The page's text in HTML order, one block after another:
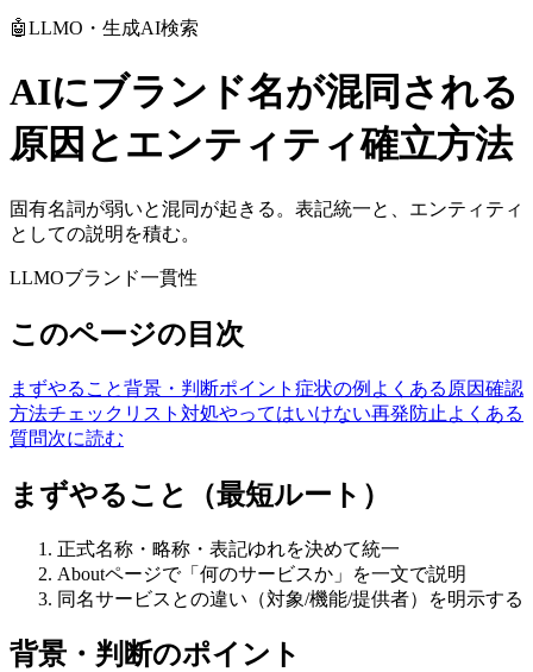
🤖LLMO・生成AI検索
AIにブランド名が混同される
原因とエンティティ確立方法
固有名詞が弱いと混同が起きる。表記統一と、エンティティ
としての説明を積む。
LLMOブランド一貫性
このページの目次
まずやること背景・判断ポイント 症状の例 よくある原因確認
方法チェックリスト 対処やってはいけない再発防止 よくある
質問次に読む
まずやること（最短ルート）
正式名称・略称・表記ゆれを決めて統一
Aboutページで「何のサービスか」を一文で説明
同名サービスとの違い（対象/機能/提供者）を明示する
背景・判断のポイント